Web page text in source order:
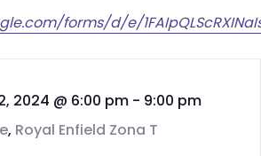
forms/d/e/
2024 @ 6:00 pm - 9:00 pm
, Royal Enfield Zona T